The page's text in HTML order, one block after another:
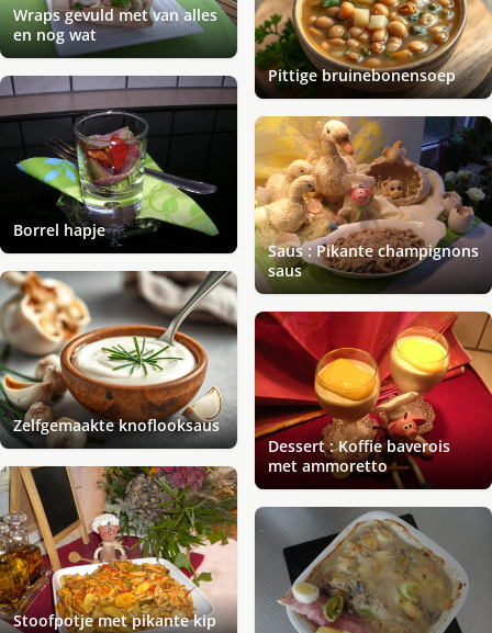
Wraps gevuld met van alles
en nog wat
Pittige bruinebonensoep
Borrel hapje
Saus : Pikante champignons
saus
Zelfgemaakte knoflooksaus
Dessert : Koffie baverois
met ammoretto
Stoofpotje met pikante kip